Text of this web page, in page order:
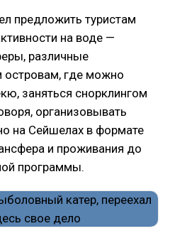
предложить туристам
на воде —
различные
островам, где можно
заняться снорклингом
организовывать
на Сейшелах в формате
и проживания до
программы.